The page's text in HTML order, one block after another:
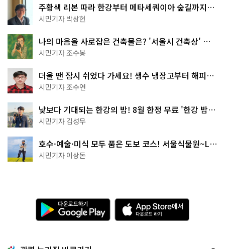
주황색 리본 따라 한강부터 메타세쿼이아 숲길까지…
서울둘레길 15코스
시민기자 박상현
나의 마음을 사로잡은 건축물은? '서울시 건축상' 수
상작 공개!
시민기자 조수봉
더울 땐 잠시 쉬었다 가세요! 생수 냉장고부터 해피소
·무더위쉼터까지
시민기자 조수연
낮보다 기대되는 한강의 밤! 8월 한정 무료 '한강 밤
핑' 예약은?
시민기자 김성무
호수·예술·미식 모두 품은 도보 코스! 서울식물원~LG
아트센터~마곡테라스거리
시민기자 이상돈
다
운
로
기
A
p
p